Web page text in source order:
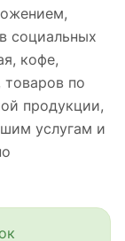
социальных
кофе,
по
продукции,
услугам и